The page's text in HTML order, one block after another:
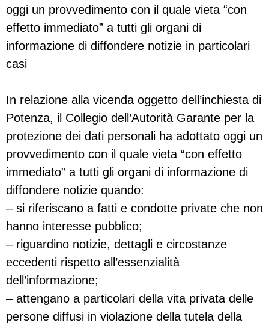
oggi un provvedimento con il quale vieta “con
effetto immediato” a tutti gli organi di
informazione di diffondere notizie in particolari
casi
In relazione alla vicenda oggetto dell’inchiesta di
Potenza, il Collegio dell’Autorità Garante per la
protezione dei dati personali ha adottato oggi un
provvedimento con il quale vieta “con effetto
immediato” a tutti gli organi di informazione di
diffondere notizie quando:
– si riferiscano a fatti e condotte private che non
hanno interesse pubblico;
– riguardino notizie, dettagli e circostanze
eccedenti rispetto all’essenzialità
dell’informazione;
– attengano a particolari della vita privata delle
persone diffusi in violazione della tutela della